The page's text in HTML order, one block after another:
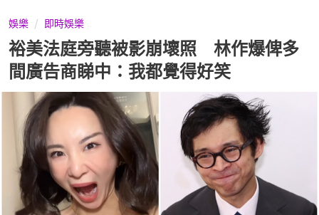
娛樂 即時娛樂
裕美法庭旁聽被影崩壞照 林作爆俾多
間廣告商睇中：我都覺得好笑